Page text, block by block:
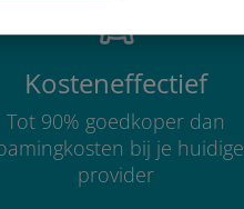
Kosteneffectief
Tot 90% goedkoper dan
bij je huidige
provider